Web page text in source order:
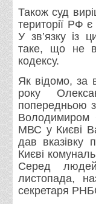
Також суд
території РФ
У зв’язку із
таке, що не
кодексу.
Як відомо, за
року
попередньою
Володимиром
МВС у Києві
дав вказівку
Києві
Серед
листопада,
секретаря